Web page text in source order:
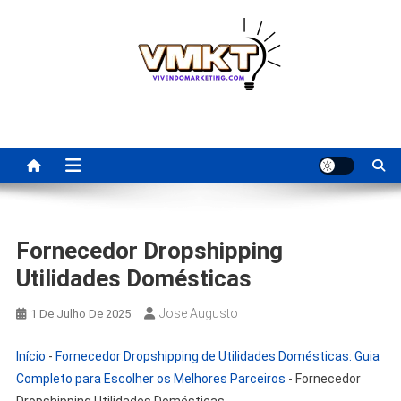
Para Revenda | Vivendo
Marketing
Fornecedor Dropshipping
Utilidades Domésticas
1 De Julho De 2025 Jose Augusto
Início - Fornecedor Dropshipping de Utilidades Domésticas: Guia
Completo para Escolher os Melhores Parceiros - Fornecedor